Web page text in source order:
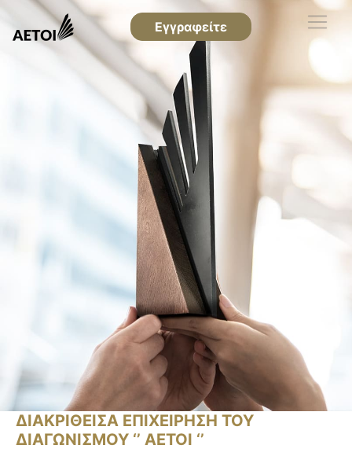
Εγγραφείτε
ΔΙΑΚΡΙΘΕΙΣΑ ΕΠΙΧΕΙΡΗΣΗ ΤΟΥ
ΔΙΑΓΩΝΙΣΜΟΥ ‘’ ΑΕΤΟΙ ‘’